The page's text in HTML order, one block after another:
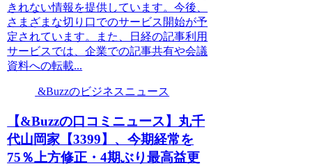
きれない情報を提供しています。今後、
さまざまな切り口でのサービス開始が予
定されています。また、日経の記事利用
サービスでは、企業での記事共有や会議
資料への転載...
&Buzzのビジネスニュース
【&Buzzの口コミニュース】丸千
代山岡家【3399】、今期経常を
75％上方修正・4期ぶり最高益更